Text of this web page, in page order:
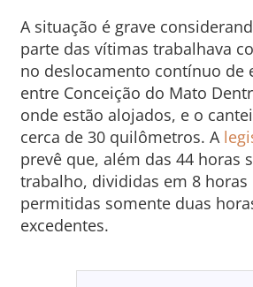
A situação é grave
parte das vítimas trabalhava
no deslocamento contínuo de
entre Conceição do Mato
onde estão alojados, e o
cerca de 30 quilômetros. A
prevê que, além das 44 horas
trabalho, divididas em 8 horas
permitidas somente duas
excedentes.